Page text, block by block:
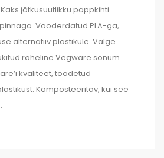
jätkusuutlikku pappkihti
Vooderdatud PLA-ga,
alternatiiv plastikule. Valge
roheline Vegware sõnum.
kvaliteet, toodetud
Komposteeritav, kui see